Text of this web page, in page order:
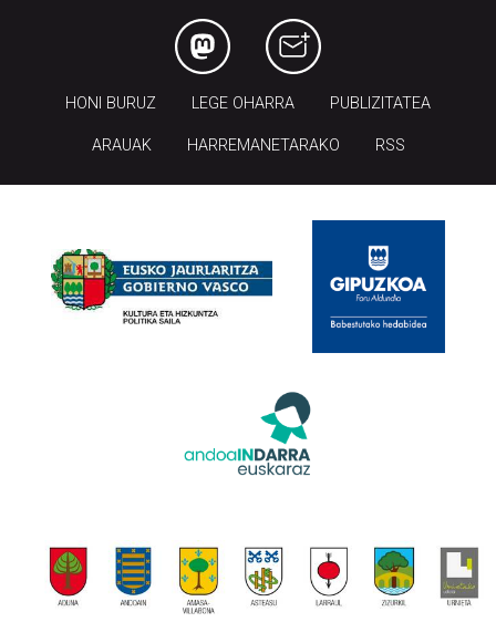
HONI BURUZ LEGE OHARRA PUBLIZITATEA
ARAUAK HARREMANETARAKO RSS